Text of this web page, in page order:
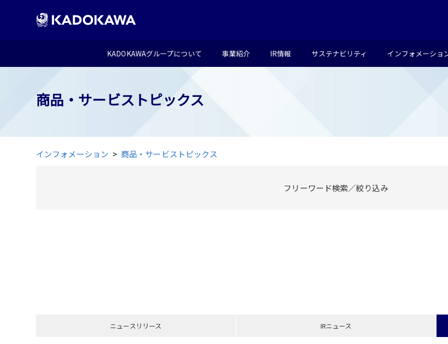
KADOKAWAグループについて 事業紹介 IR情報 サステナビリティ インフォメーショ
商品・サービストピックス
インフォメーション 商品・サービストピックス
フリーワード検索／絞り込み
ニュースリリース IRニュース